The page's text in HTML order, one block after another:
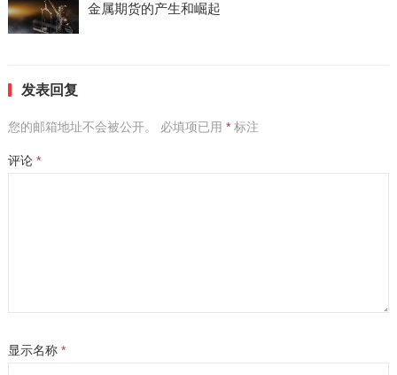
金属期货的产生和崛起
发表回复
您的邮箱地址不会被公开。 必填项已用 *标注
评论 *
显示名称 *